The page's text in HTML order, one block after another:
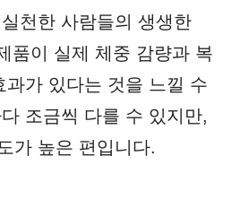
천한 사람들의 생생한
품이 실제 체중 감량과 복
과가 있다는 것을 느낄 수
조금씩 다를 수 있지만,
가 높은 편입니다.